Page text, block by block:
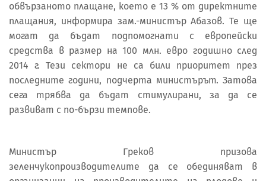
обвързаното плащане, което е 13 % от директните
плащания, информира зам.-министър Абазов. Те ще
могат да бъдат подпомогнати с европейски
средства в размер на 100 млн. евро годишно след
2014 г. Тези сектори не са били приоритет през
последните години, подчерта министърът. Затова
сега трябва да бъдат стимулирани, за да се
развиват с по-бързи темпове.
Министър Греков призова
зеленчукопроизводителите да се обединяват в